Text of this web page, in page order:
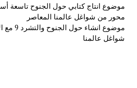
موضوع انتاج كتابي حول الجنوح تاسعة
محور من شواغل عالمنا المعاصر
موضوع
شواغل عالمنا